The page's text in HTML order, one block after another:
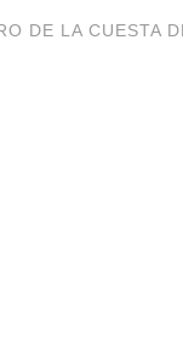
DE LA CUESTA